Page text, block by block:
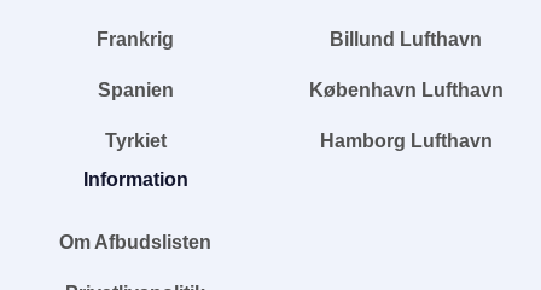
Frankrig
Spanien
Tyrkiet
Billund Lufthavn
København Lufthavn
Hamborg Lufthavn
Information
Om Afbudslisten